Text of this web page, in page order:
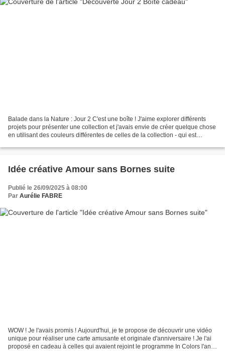
Balade dans la Nature : Jour 2 C'est une boîte ! J'aime explorer différents
projets pour présenter une collection et j'avais envie de créer quelque chose
en utilisant des couleurs différentes de celles de la collection - qui est
Idée créative Amour sans Bornes suite
Publié le 26/09/2025 à 08:00
Par Aurélie FABRE
WOW ! Je l'avais promis ! Aujourd'hui, je te propose de découvrir une vidéo
unique pour réaliser une carte amusante et originale d'anniversaire ! Je l'ai
proposé en cadeau à celles qui avaient rejoint le programme In Colors l'an